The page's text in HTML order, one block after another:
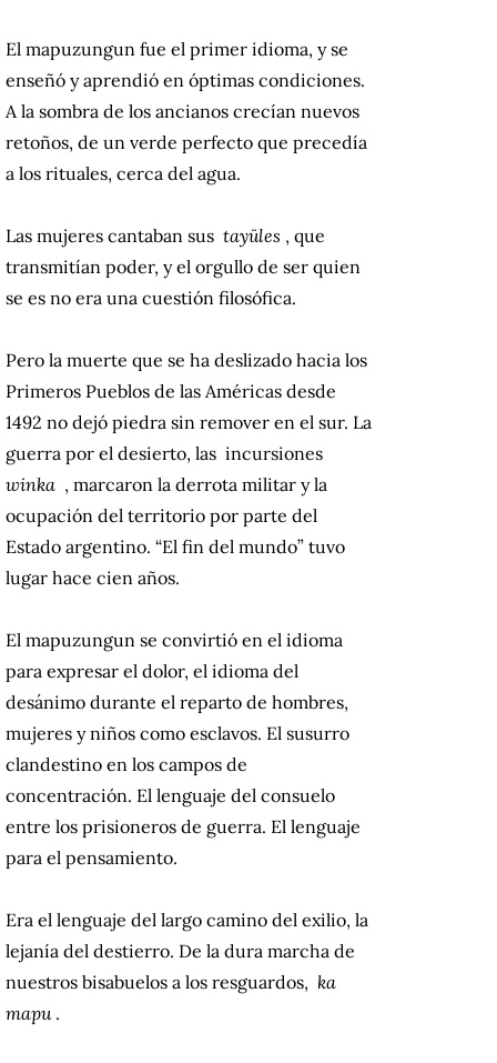
El mapuzungun fue el primer idioma, y ​​se
enseñó y aprendió en óptimas condiciones.
A la sombra de los ancianos crecían nuevos
retoños, de un verde perfecto que precedía
a los rituales, cerca del agua.
Las mujeres cantaban sus tayüles , que
transmitían poder, y el orgullo de ser quien
se es no era una cuestión filosófica.
Pero la muerte que se ha deslizado hacia los
Primeros Pueblos de las Américas desde
1492 no dejó piedra sin remover en el sur. La
guerra por el desierto, las incursiones
winka , marcaron la derrota militar y la
ocupación del territorio por parte del
Estado argentino. “El fin del mundo” tuvo
lugar hace cien años.
El mapuzungun se convirtió en el idioma
para expresar el dolor, el idioma del
desánimo durante el reparto de hombres,
mujeres y niños como esclavos. El susurro
clandestino en los campos de
concentración. El lenguaje del consuelo
entre los prisioneros de guerra. El lenguaje
para el pensamiento.
Era el lenguaje del largo camino del exilio, la
lejanía del destierro. De la dura marcha de
nuestros bisabuelos a los resguardos, ka
mapu.